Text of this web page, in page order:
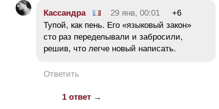
Кассандра 29 янв, 00:01
+6
Тупой, как пень. Его «языковый закон»
сто раз переделывали и забросили,
решив, что легче новый написать.
Ответить
1 ответ →